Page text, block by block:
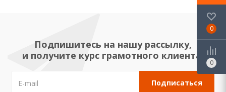
Подпишитесь на нашу рассылку,
и получите курс грамотного клиента!
0
0